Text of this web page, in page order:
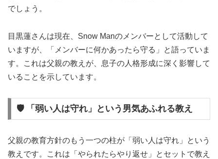
でしょう。
目黒蓮さんは現在、Snow Manのメンバーとして活動して
いますが、「メンバーに何かあったら守る」と語っていま
す。これは父親の教えが、息子の人格形成に深く影響して
いることを示しています。
🛡️ 「弱い人は守れ」という男気あふれる教え
父親の教育方針のもう一つの柱が「弱い人は守れ」という
教えです。これは「やられたらやり返せ」とセットで教え